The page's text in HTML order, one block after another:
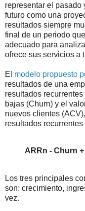
representar el pasado
futuro como una
resultados siempre
final de un periodo
adecuado para
ofrece sus servicios a
El modelo propuesto
resultados de una
resultados
bajas (Churn) y el
nuevos clientes
resultados
ARRn - Churn
Los tres principales
son: crecimiento,
vez.